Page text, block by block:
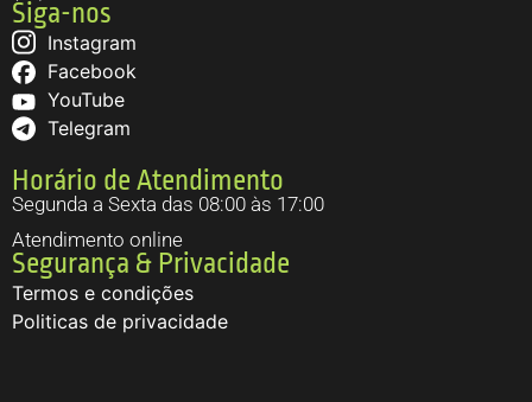
Siga-nos
Instagram
Facebook
YouTube
Telegram
Horário de Atendimento
Segunda a Sexta das 08:00 às 17:00
Atendimento online
Segurança & Privacidade
Termos e condições
Politicas de privacidade